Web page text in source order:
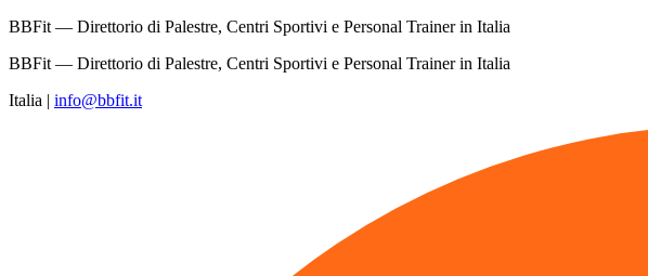
BBFit — Direttorio di Palestre, Centri Sportivi e Personal Trainer in Italia
BBFit — Direttorio di Palestre, Centri Sportivi e Personal Trainer in Italia
Italia | info@bbfit.it